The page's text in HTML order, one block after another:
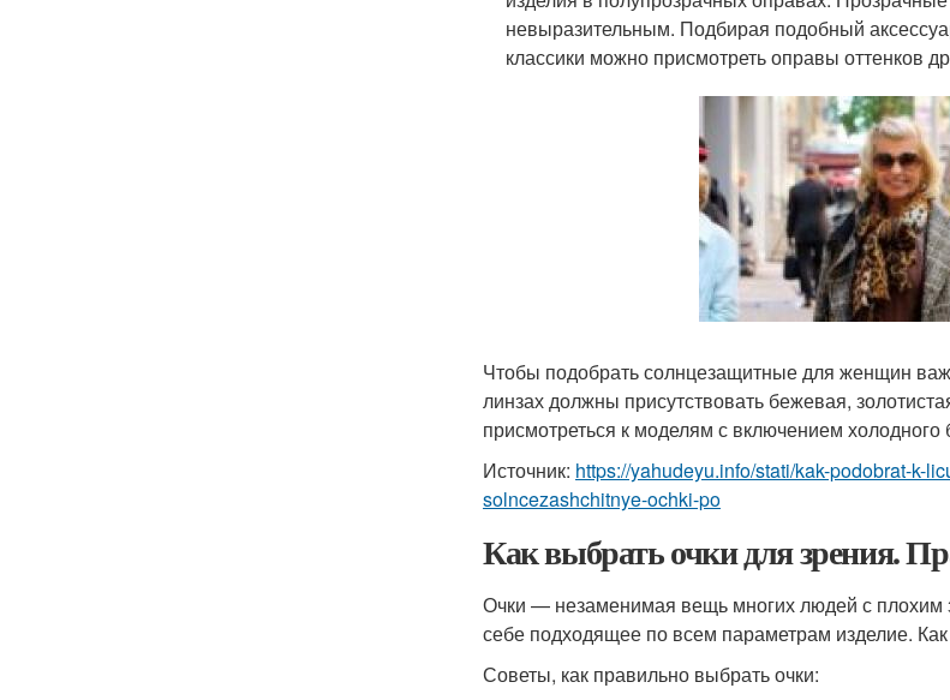
невыразительным. Подбирая подобный
классики можно присмотреть оправы оттенков
Чтобы подобрать солнцезащитные для женщин
линзах должны присутствовать бежевая,
присмотреться к моделям с включением холодного
Источник: https://yahudeyu.info/stati/kak-podobrat-k-
solncezashchitnye-ochki-po
Как выбрать очки для зрения.
Очки — незаменимая вещь многих людей с плохим
себе подходящее по всем параметрам изделие.
Советы, как правильно выбрать очки: